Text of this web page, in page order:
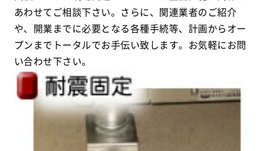
あわせてご相談下さい。さらに、関連業者のご紹介
や、開業までに必要となる各種手続等、計画からオー
プンまでトータルでお手伝い致します。お気軽にお問
い合わせ下さい。